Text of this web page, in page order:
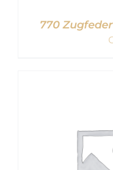
770 Zugfeder